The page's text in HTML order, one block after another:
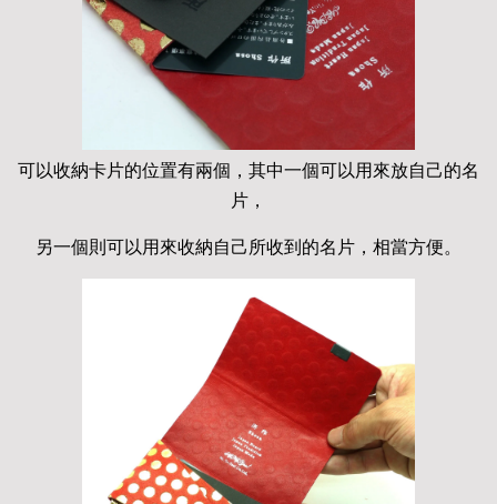
可以收納卡片的位置有兩個，其中一個可以用來放自己的名
片，
另一個則可以用來收納自己所收到的名片，相當方便。